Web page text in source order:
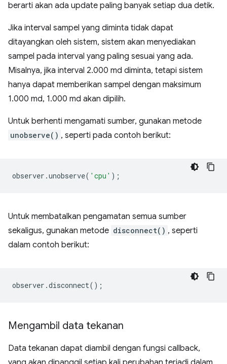
berarti akan ada update paling banyak setiap dua detik.
Jika interval sampel yang diminta tidak dapat
ditayangkan oleh sistem, sistem akan menyediakan
sampel pada interval yang paling sesuai yang ada.
Misalnya, jika interval 2.000 md diminta, tetapi sistem
hanya dapat memberikan sampel dengan maksimum
1.000 md, 1.000 md akan dipilih.
Untuk berhenti mengamati sumber, gunakan metode
unobserve() , seperti pada contoh berikut:
observer .unobserve( 'cpu' );
Untuk membatalkan pengamatan semua sumber
sekaligus, gunakan metode disconnect() , seperti
dalam contoh berikut:
observer .disconnect();
Mengambil data tekanan
Data tekanan dapat diambil dengan fungsi callback,